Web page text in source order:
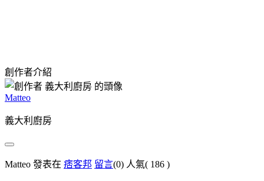
創作者介紹
Matteo
義大利廚房
Matteo 發表在 痞客邦 留言(0) 人氣( 186 )